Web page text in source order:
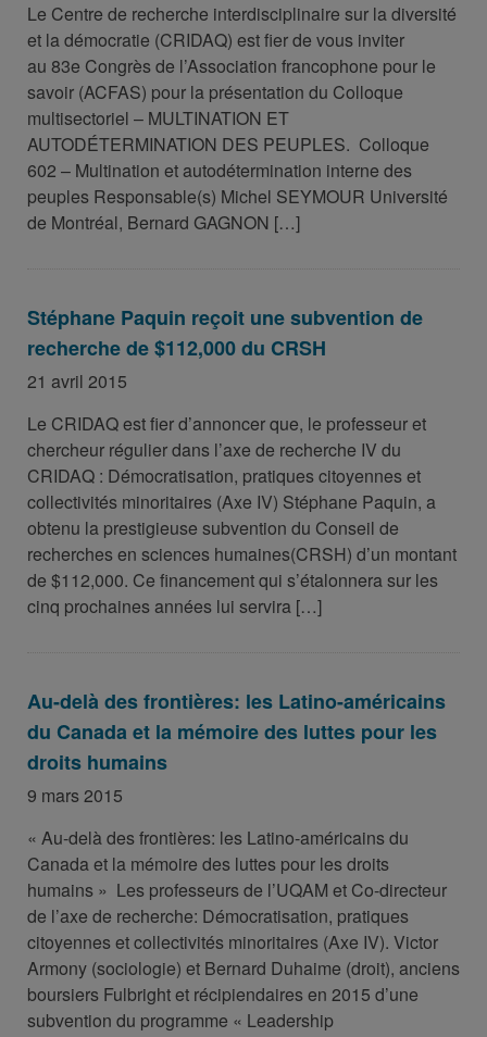
Le Centre de recherche interdisciplinaire sur la diversité
et la démocratie (CRIDAQ) est fier de vous inviter
au 83e Congrès de l’Association francophone pour le
savoir (ACFAS) pour la présentation du Colloque
multisectoriel – MULTINATION ET
AUTODÉTERMINATION DES PEUPLES. Colloque
602 – Multination et autodétermination interne des
peuples Responsable(s) Michel SEYMOUR Université
de Montréal, Bernard GAGNON […]
Stéphane Paquin reçoit une subvention de
recherche de $112,000 du CRSH
21 avril 2015
Le CRIDAQ est fier d’annoncer que, le professeur et
chercheur régulier dans l’axe de recherche IV du
CRIDAQ : Démocratisation, pratiques citoyennes et
collectivités minoritaires (Axe IV) Stéphane Paquin, a
obtenu la prestigieuse subvention du Conseil de
recherches en sciences humaines(CRSH) d’un montant
de $112,000. Ce financement qui s’étalonnera sur les
cinq prochaines années lui servira […]
Au-delà des frontières: les Latino-américains
du Canada et la mémoire des luttes pour les
droits humains
9 mars 2015
« Au-delà des frontières: les Latino-américains du
Canada et la mémoire des luttes pour les droits
humains » Les professeurs de l’UQAM et Co-directeur
de l’axe de recherche: Démocratisation, pratiques
citoyennes et collectivités minoritaires (Axe IV). Victor
Armony (sociologie) et Bernard Duhaime (droit), anciens
boursiers Fulbright et récipiendaires en 2015 d’une
subvention du programme « Leadership